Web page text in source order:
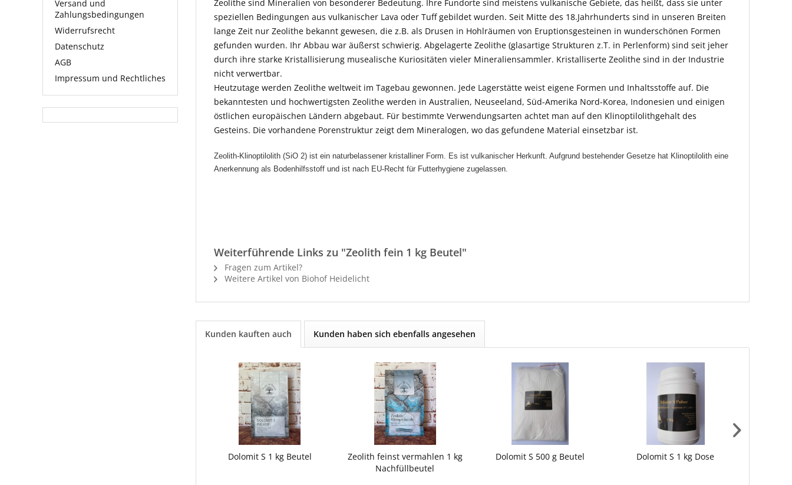
Versand und
Zahlungsbedingungen
Widerrufsrecht
Datenschutz
AGB
Impressum und Rechtliches
Zeolithe sind Mineralien von besonderer Bedeutung. Ihre Fundorte sind meistens vulkanische Gebiete, das heißt, dass sie unter
speziellen Bedingungen aus vulkanischer Lava oder Tuff gebildet wurden. Seit Mitte des 18.Jahrhunderts sind in unseren Breiten
lange Zeit nur Zeolithe bekannt gewesen, die z.B. als Drusen in Hohlräumen von Eruptionsgesteinen in wunderschönen Formen
gefunden wurden. Ihr Abbau war äußerst schwierig. Abgelagerte Zeolithe (glasartige Strukturen z.T. in Perlenform) sind seit jeher
durch ihre starke Kristallisierung musealische Kuriositäten vieler Mineraliensammler. Kristalliserte Zeolithe sind in der Industrie
nicht verwertbar.
Heutzutage werden Zeolithe weltweit im Tagebau gewonnen. Jede Lagerstätte weist eigene Formen und Inhaltsstoffe auf. Die
bekanntesten und hochwertigsten Zeolithe werden in Australien, Neuseeland, Süd-Amerika Nord-Korea, Indonesien und einigen
östlichen europäischen Ländern abgebaut. Für bestimmte Verwendungsarten achtet man auf den Klinoptilolithgehalt des
Gesteins. Die vorhandene Porenstruktur zeigt dem Mineralogen, wo das gefundene Material einsetzbar ist.
Zeolith-Klinoptilolith (SiO 2) ist ein naturbelassener kristalliner Form. Es ist vulkanischer Herkunft. Aufgrund bestehender Gesetze hat Klinoptilolith eine
Anerkennung als Bodenhilfsstoff und ist nach EU-Recht für Futterhygiene zugelassen.
Weiterführende Links zu "Zeolith fein 1 kg Beutel"
Fragen zum Artikel?
Weitere Artikel von Biohof Heidelicht
Kunden kauften auch Kunden haben sich ebenfalls angesehen
Dolomit S 1 kg Beutel
Zeolith feinst vermahlen 1 kg
Nachfüllbeutel
Dolomit S 500 g Beutel Dolomit S 1 kg Dose